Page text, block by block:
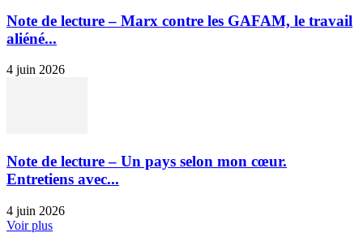
Note de lecture – Marx contre les GAFAM, le travail
aliéné...
4 juin 2026
Note de lecture – Un pays selon mon cœur.
Entretiens avec...
4 juin 2026
Voir plus